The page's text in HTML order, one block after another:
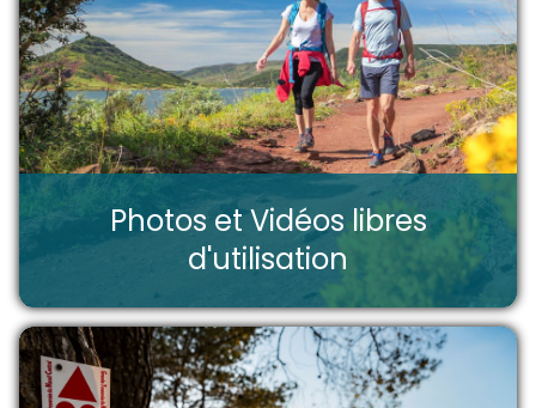
Photos et Vidéos libres
d'utilisation